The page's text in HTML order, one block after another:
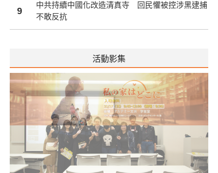
9
中共持續中國化改造清真寺 回民懼被控涉黑逮捕
不敢反抗
活動影集